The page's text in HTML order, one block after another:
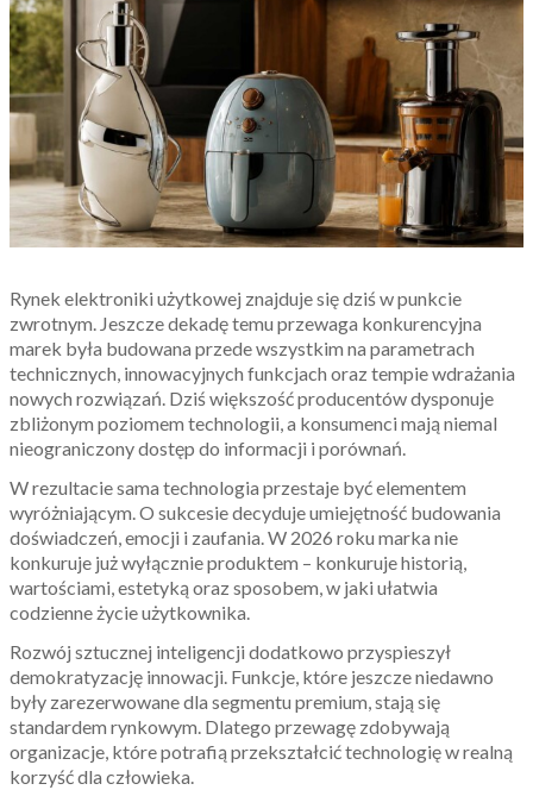
Rynek elektroniki użytkowej znajduje się dziś w punkcie
zwrotnym. Jeszcze dekadę temu przewaga konkurencyjna
marek była budowana przede wszystkim na parametrach
technicznych, innowacyjnych funkcjach oraz tempie wdrażania
nowych rozwiązań. Dziś większość producentów dysponuje
zbliżonym poziomem technologii, a konsumenci mają niemal
nieograniczony dostęp do informacji i porównań.
W rezultacie sama technologia przestaje być elementem
wyróżniającym. O sukcesie decyduje umiejętność budowania
doświadczeń, emocji i zaufania. W 2026 roku marka nie
konkuruje już wyłącznie produktem – konkuruje historią,
wartościami, estetyką oraz sposobem, w jaki ułatwia
codzienne życie użytkownika.
Rozwój sztucznej inteligencji dodatkowo przyspieszył
demokratyzację innowacji. Funkcje, które jeszcze niedawno
były zarezerwowane dla segmentu premium, stają się
standardem rynkowym. Dlatego przewagę zdobywają
organizacje, które potrafią przekształcić technologię w realną
korzyść dla człowieka.